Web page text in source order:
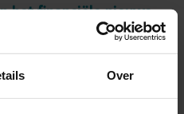
Over
het financiële nieuws
onze maandelijkse
*